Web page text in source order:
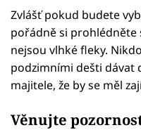
Zvlášť pokud budete
pořádně si prohlédněte
nejsou vlhké fleky.
podzimními dešti dávat
majitele, že by se měl
Věnujte